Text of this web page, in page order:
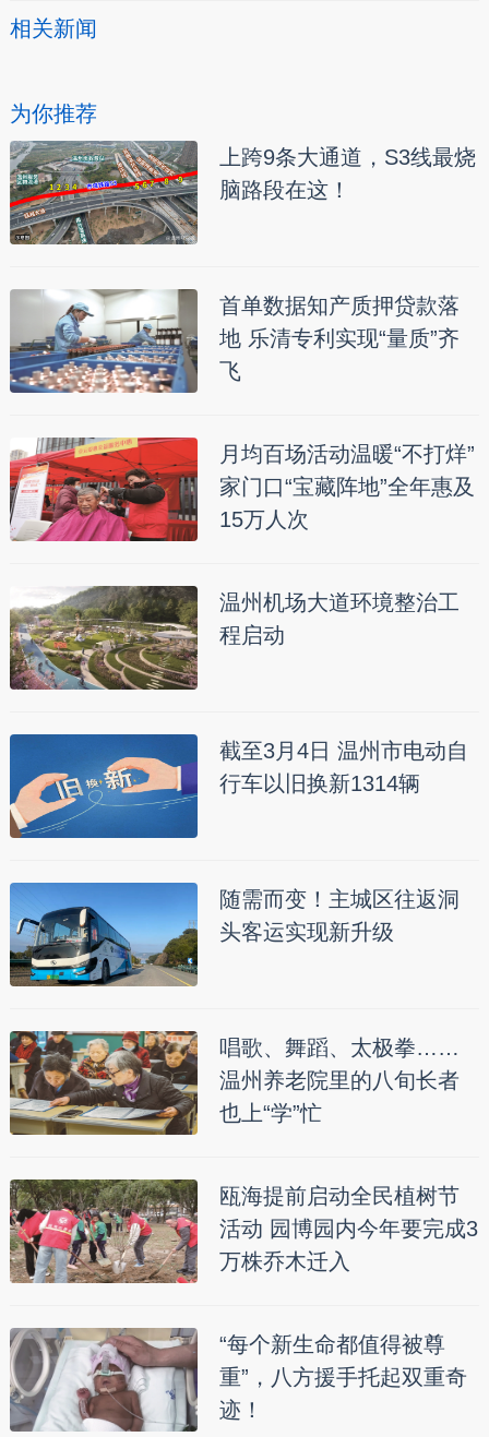
相关新闻
为你推荐
上跨9条大通道，S3线最烧
脑路段在这！
首单数据知产质押贷款落
地 乐清专利实现“量质”齐
飞
月均百场活动温暖“不打烊”
家门口“宝藏阵地”全年惠及
15万人次
温州机场大道环境整治工
程启动
截至3月4日 温州市电动自
行车以旧换新1314辆
随需而变！主城区往返洞
头客运实现新升级
唱歌、舞蹈、太极拳……
温州养老院里的八旬长者
也上“学”忙
瓯海提前启动全民植树节
活动 园博园内今年要完成3
万株乔木迁入
“每个新生命都值得被尊
重”，八方援手托起双重奇
迹！